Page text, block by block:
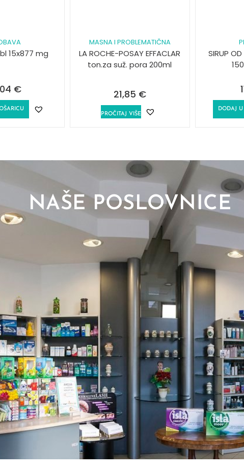
15x877 mg
€
MASNA I PROBLEMATIČNA
LA ROCHE-POSAY EFFACLAR
ton.za suž. pora 200ml
21,85 €
PROČITAJ VIŠE
SIRUP OD
DODAJ
NAŠE POSLOVNICE